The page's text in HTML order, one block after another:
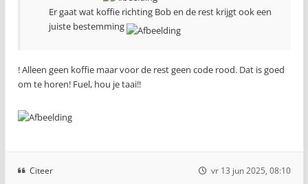
Er gaat wat koffie richting Bob en de rest krijgt ook een
juiste bestemming
! Alleen geen koffie maar voor de rest geen code rood. Dat is goed
om te horen! Fuel, hou je taai!!
Citeer vr 13 jun 2025, 08:10